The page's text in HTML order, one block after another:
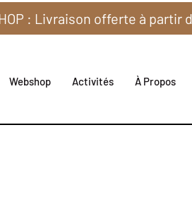
Webshop Activités À Propos